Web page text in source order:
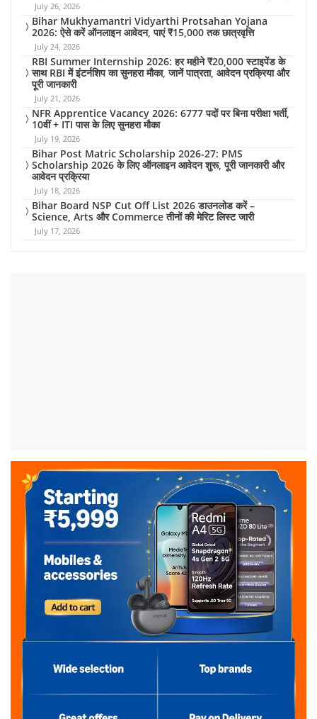
July 26, 2026
Bihar Mukhyamantri Vidyarthi Protsahan Yojana
2026: ऐसे करें ऑनलाइन आवेदन, पाएं ₹15,000 तक छात्रवृत्ति
July 24, 2026
RBI Summer Internship 2026: हर महीने ₹20,000 स्टाइपेंड के
साथ RBI में इंटर्नशिप का सुनहरा मौका, जानें पात्रता, आवेदन प्रक्रिया और
पूरी जानकारी
July 21, 2026
NFR Apprentice Vacancy 2026: 6777 पदों पर बिना परीक्षा भर्ती,
10वीं + ITI पास के लिए सुनहरा मौका
July 19, 2026
Bihar Post Matric Scholarship 2026-27: PMS
Scholarship 2026 के लिए ऑनलाइन आवेदन शुरू, पूरी जानकारी और
आवेदन प्रक्रिया
July 18, 2026
Bihar Board NSP Cut Off List 2026 डाउनलोड करें –
Science, Arts और Commerce तीनों की मेरिट लिस्ट जारी
July 17, 2026